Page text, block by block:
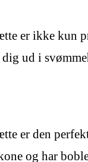
er ikke kun
ud i
er den
og har